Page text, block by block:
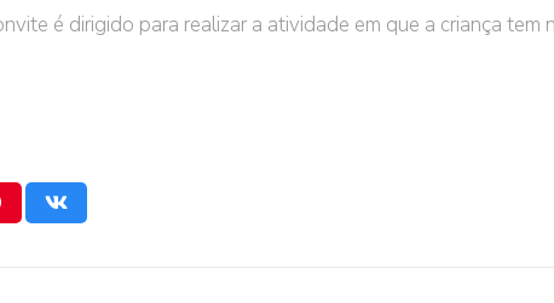
é dirigido para realizar a atividade em que a criança tem